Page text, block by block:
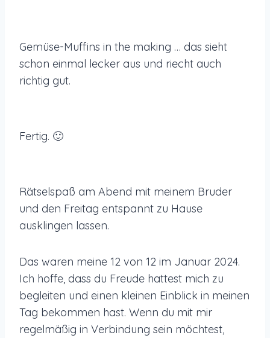
Gemüse-Muffins in the making … das sieht
schon einmal lecker aus und riecht auch
richtig gut.
Fertig. 🙂
Rätselspaß am Abend mit meinem Bruder
und den Freitag entspannt zu Hause
ausklingen lassen.
Das waren meine 12 von 12 im Januar 2024.
Ich hoffe, dass du Freude hattest mich zu
begleiten und einen kleinen Einblick in meinen
Tag bekommen hast. Wenn du mit mir
regelmäßig in Verbindung sein möchtest,